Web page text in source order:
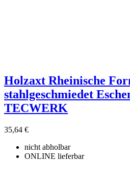
Holzaxt Rheinische
stahlgeschmiedet
TECWERK
35,64 €
nicht abholbar
ONLINE lieferbar